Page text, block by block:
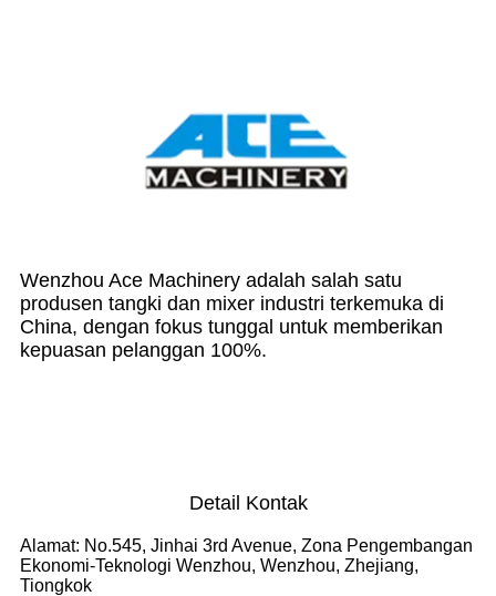
Wenzhou Ace Machinery adalah salah satu
produsen tangki dan mixer industri terkemuka di
China, dengan fokus tunggal untuk memberikan
kepuasan pelanggan 100%.
Detail Kontak
Alamat: No.545, Jinhai 3rd Avenue, Zona Pengembangan
Ekonomi-Teknologi Wenzhou, Wenzhou, Zhejiang,
Tiongkok